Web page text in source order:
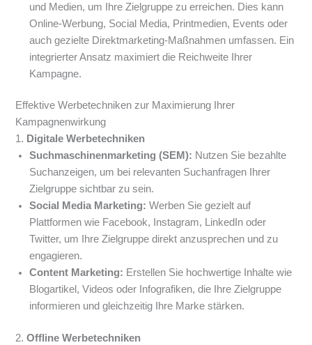
und Medien, um Ihre Zielgruppe zu erreichen. Dies kann
Online-Werbung, Social Media, Printmedien, Events oder
auch gezielte Direktmarketing-Maßnahmen umfassen. Ein
integrierter Ansatz maximiert die Reichweite Ihrer
Kampagne.
Effektive Werbetechniken zur Maximierung Ihrer
Kampagnenwirkung
1. Digitale Werbetechniken
Suchmaschinenmarketing (SEM): Nutzen Sie bezahlte
Suchanzeigen, um bei relevanten Suchanfragen Ihrer
Zielgruppe sichtbar zu sein.
Social Media Marketing: Werben Sie gezielt auf
Plattformen wie Facebook, Instagram, LinkedIn oder
Twitter, um Ihre Zielgruppe direkt anzusprechen und zu
engagieren.
Content Marketing: Erstellen Sie hochwertige Inhalte wie
Blogartikel, Videos oder Infografiken, die Ihre Zielgruppe
informieren und gleichzeitig Ihre Marke stärken.
2.Offline Werbetechniken